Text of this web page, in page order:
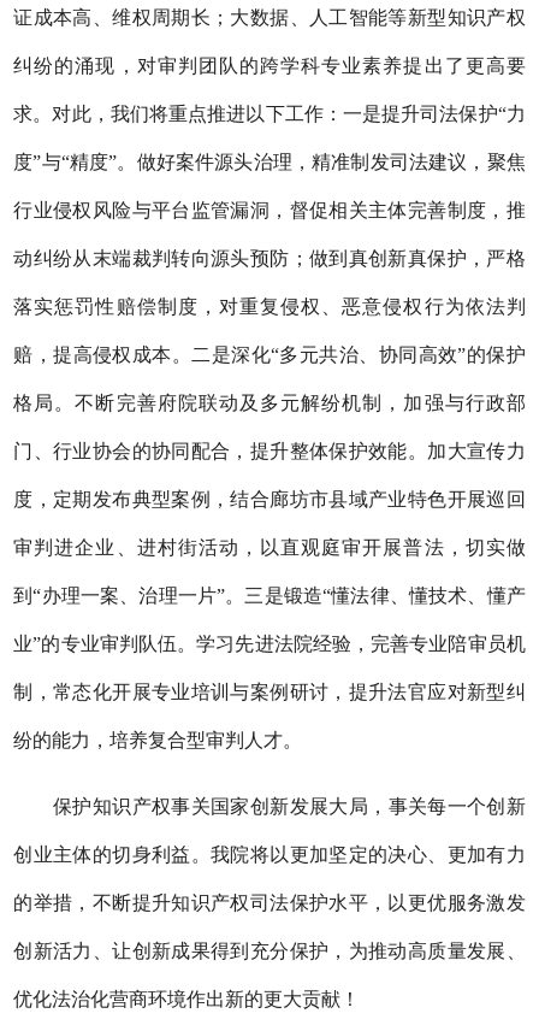
证成本高、维权周期长；大数据、人工智能等新型知识产权
纠纷的涌现，对审判团队的跨学科专业素养提出了更高要
求。对此，我们将重点推进以下工作：一是提升司法保护“力
度”与“精度”。做好案件源头治理，精准制发司法建议，聚焦
行业侵权风险与平台监管漏洞，督促相关主体完善制度，推
动纠纷从末端裁判转向源头预防；做到真创新真保护，严格
落实惩罚性赔偿制度，对重复侵权、恶意侵权行为依法判
赔，提高侵权成本。二是深化“多元共治、协同高效”的保护
格局。不断完善府院联动及多元解纷机制，加强与行政部
门、行业协会的协同配合，提升整体保护效能。加大宣传力
度，定期发布典型案例，结合廊坊市县域产业特色开展巡回
审判进企业、进村街活动，以直观庭审开展普法，切实做
到“办理一案、治理一片”。三是锻造“懂法律、懂技术、懂产
业”的专业审判队伍。学习先进法院经验，完善专业陪审员机
制，常态化开展专业培训与案例研讨，提升法官应对新型纠
纷的能力，培养复合型审判人才。
保护知识产权事关国家创新发展大局，事关每一个创新
创业主体的切身利益。我院将以更加坚定的决心、更加有力
的举措，不断提升知识产权司法保护水平，以更优服务激发
创新活力、让创新成果得到充分保护，为推动高质量发展、
优化法治化营商环境作出新的更大贡献！